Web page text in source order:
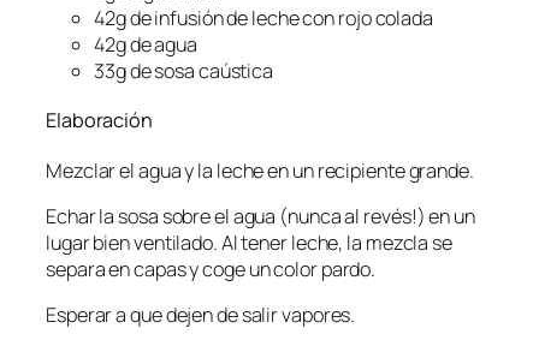
42g de infusión de leche con rojo colada
42g de agua
33g de sosa caústica
Elaboración
Mezclar el agua y la leche en un recipiente grande.
Echar la sosa sobre el agua (nunca al revés!) en un
lugar bien ventilado. Al tener leche, la mezcla se
separa en capas y coge un color pardo.
Esperar a que dejen de salir vapores.